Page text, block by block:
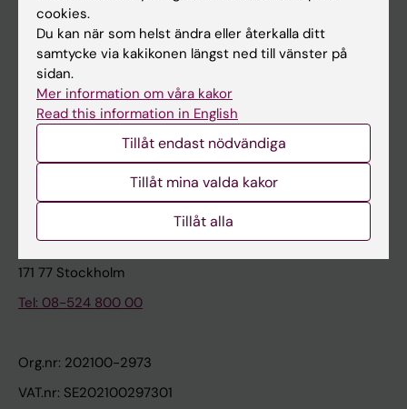
Kontakta och besök KI
Universitetsbiblioteket
Stöd forskning och utbildning
Karolinska Institutet Innovation
Kontakta presstjänsten
Karolinska Institutet
171 77 Stockholm
Tel: 08-524 800 00
Org.nr: 202100-2973
VAT.nr: SE202100297301
cookies.
Du kan när som helst ändra eller återkalla ditt
samtycke via kakikonen längst ned till vänster på
sidan.
Mer information om våra kakor
Read this information in English
Tillåt endast nödvändiga
Tillåt mina valda kakor
Tillåt alla